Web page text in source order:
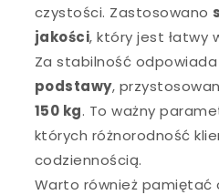
czystości. Zastosowano
jakości, który jest łatwy
Za stabilność odpowiada
podstawy,
150 kg. To ważny
których różnorodność
codziennością.
Warto również pamiętać